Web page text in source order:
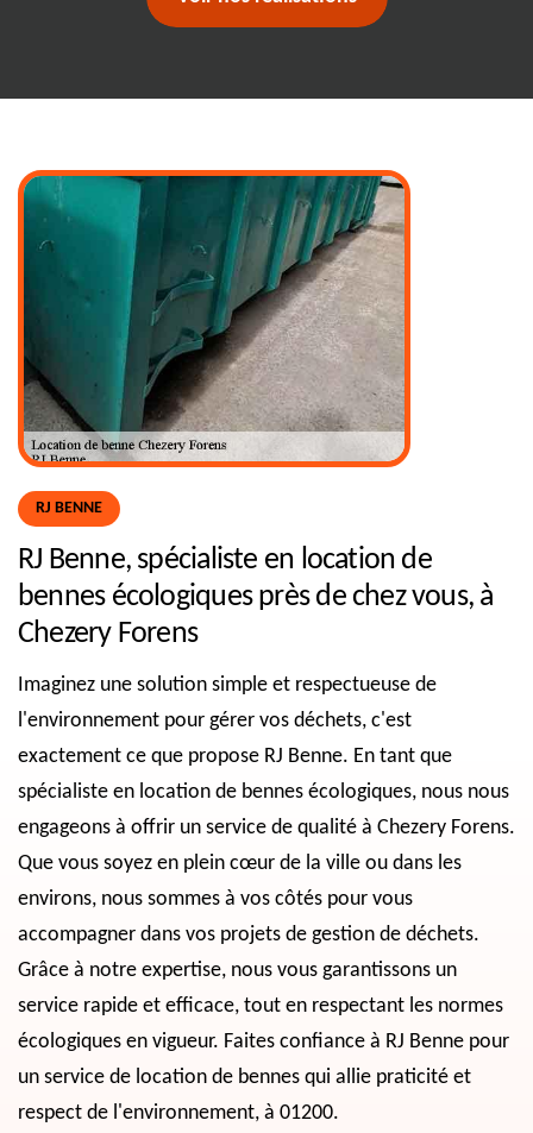
RJ BENNE
RJ Benne, spécialiste en location de
bennes écologiques près de chez vous, à
Chezery Forens
Imaginez une solution simple et respectueuse de
l'environnement pour gérer vos déchets, c'est
exactement ce que propose RJ Benne. En tant que
spécialiste en location de bennes écologiques, nous nous
engageons à offrir un service de qualité à Chezery Forens.
Que vous soyez en plein cœur de la ville ou dans les
environs, nous sommes à vos côtés pour vous
accompagner dans vos projets de gestion de déchets.
Grâce à notre expertise, nous vous garantissons un
service rapide et efficace, tout en respectant les normes
écologiques en vigueur. Faites confiance à RJ Benne pour
un service de location de bennes qui allie praticité et
respect de l'environnement, à 01200.